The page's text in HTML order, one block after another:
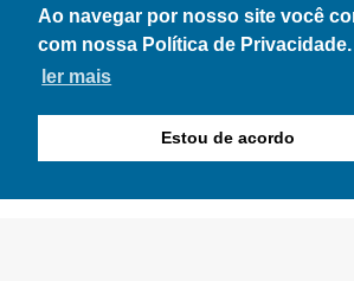
Ao navegar por nosso site você
com nossa Política de Privacidade.
ler mais
Estou de acordo
4
Mulheres são maioria no
mas minoria na liderança
5
PT oficializa candidatura de